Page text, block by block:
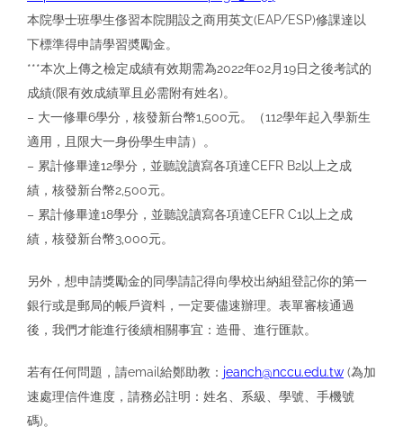
本院學⼠班學⽣俢習本院開設之商⽤英⽂(EAP/ESP)修課達以
下標準得申請學習奬勵⾦。
***本次上傳之檢定成績有效期需為2022年02⽉19⽇之後考試的
成績(限有效成績單且必需附有姓名)。
– ⼤⼀修畢6學分，核發新台幣1,500元。（112學年起入學新⽣
適⽤，且限⼤⼀⾝份學⽣申請）。
– 累計修畢達12學分，並聽說讀寫各項達CEFR B2以上之成
績，核發新台幣2,500元。
– 累計修畢達18學分，並聽說讀寫各項達CEFR C1以上之成
績，核發新台幣3,000元。
另外，想申請獎勵⾦的同學請記得向學校出納組登記你的第⼀
銀⾏或是郵局的帳⼾資料，⼀定要儘速辦理。表單審核通過
後，我們才能進⾏後續相關事宜：造冊、進⾏匯款。
若有任何問題，請email給鄭助教： jeanch@nccu.edu.tw (為加
速處理信件進度，請務必註明：姓名、系級、學號、⼿機號
碼)。